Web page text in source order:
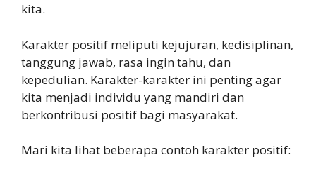
kita.
Karakter positif meliputi kejujuran, kedisiplinan,
tanggung jawab, rasa ingin tahu, dan
kepedulian. Karakter-karakter ini penting agar
kita menjadi individu yang mandiri dan
berkontribusi positif bagi masyarakat.
Mari kita lihat beberapa contoh karakter positif: